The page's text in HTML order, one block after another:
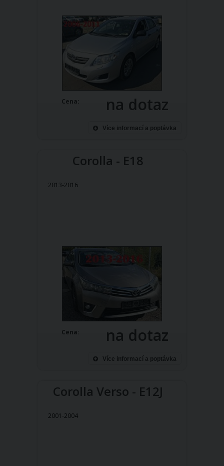
Cena: na dotaz
Více informací a poptávka
Corolla - E18
2013-2016
Cena: na dotaz
Více informací a poptávka
Corolla Verso - E12J
2001-2004